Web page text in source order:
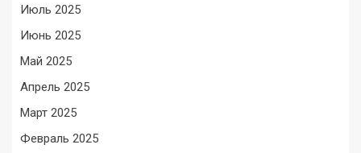
Июль 2025
Июнь 2025
Май 2025
Апрель 2025
Март 2025
Февраль 2025